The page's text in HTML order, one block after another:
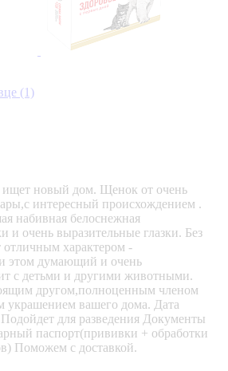
(1)
ищет новый дом. Щенок от очень
интересный происхождением .
набивная белоснежная
и очень выразительные глазки. Без
отличным характером -
этом думающий и очень
с детьми и другими животными.
другом,полноценным членом
украшением вашего дома. Дата
для разведения Документы
паспорт(прививки + обработки
Поможем с доставкой.